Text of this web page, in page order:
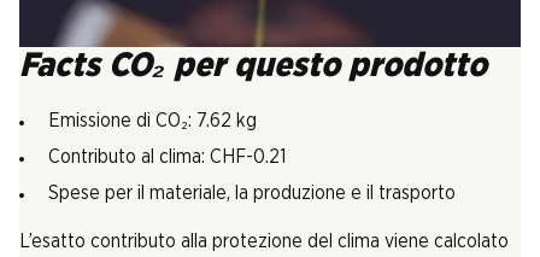
Facts CO₂ per questo prodotto
Emissione di CO₂: 7.62 kg
Contributo al clima: CHF-0.21
Spese per il materiale, la produzione e il trasporto
L’esatto contributo alla protezione del clima viene calcolato